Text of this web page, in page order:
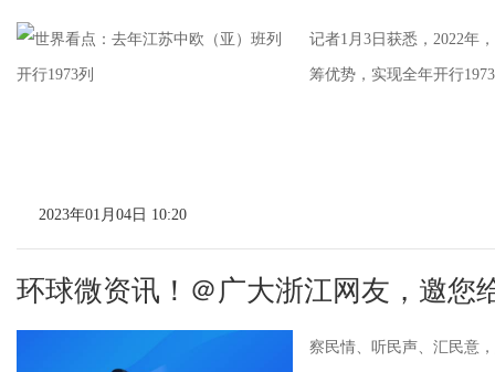
记者1月3日获悉，2022年
筹优势，实现全年开行
2023年01月04日 10:20
环球微资讯！＠广大浙江网友，邀您
察民情、听民声、汇民意